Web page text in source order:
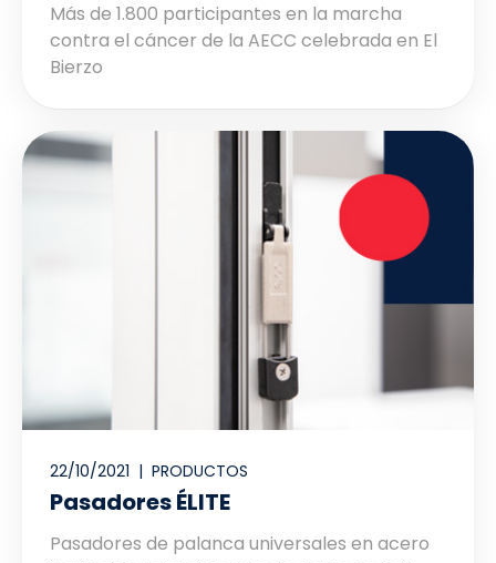
Más de 1.800 participantes en la marcha
contra el cáncer de la AECC celebrada en El
Bierzo
22/10/2021 | PRODUCTOS
Pasadores ÉLITE
Pasadores de palanca universales en acero